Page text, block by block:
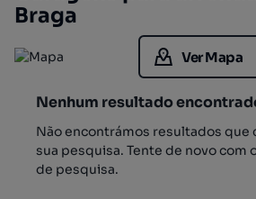
Braga
Ver Mapa
Nenhum resultado
Não encontrámos resultados que
sua pesquisa. Tente de novo com
de pesquisa.